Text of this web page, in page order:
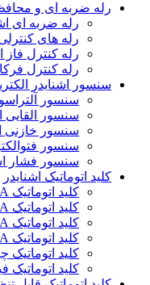
رله ضربه ای و
رله ضربه ای
رله های کنترلی
رله کنترل فاز
رله کنترل
سنسور اشنایدر
سنسور
سنسور القایی
سنسور خازنی
سنسور
سنسور فشار
کلید اتوماتیک اشنایدر
کلید اتوماتیک 25KA اشنایدر
کلید اتوماتیک 36KA اشنایدر
کلید اتوماتیک 50KA اشنایدر
کلید اتوماتیک 70KA اشنایدر
کلید اتوماتیک
کلید اتوماتیک